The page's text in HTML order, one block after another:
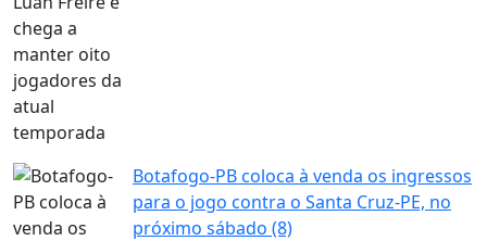
Botafogo-PB coloca à venda os ingressos
para o jogo contra o Santa Cruz-PE, no
próximo sábado (8)